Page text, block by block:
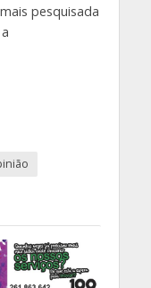
pesquisada